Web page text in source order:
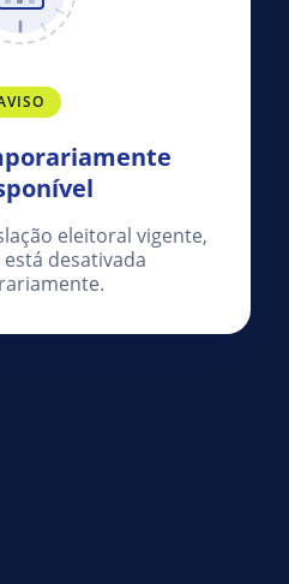
eleitoral vigente,
desativada